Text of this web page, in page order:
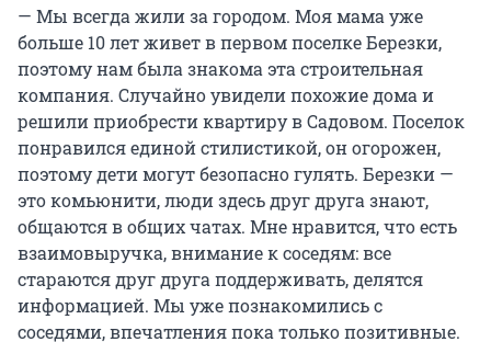
— Мы всегда жили за городом. Моя мама уже
больше 10 лет живет в первом поселке Березки,
поэтому нам была знакома эта строительная
компания. Случайно увидели похожие дома и
решили приобрести квартиру в Садовом. Поселок
понравился единой стилистикой, он огорожен,
поэтому дети могут безопасно гулять. Березки —
это комьюнити, люди здесь друг друга знают,
общаются в общих чатах. Мне нравится, что есть
взаимовыручка, внимание к соседям: все
стараются друг друга поддерживать, делятся
информацией. Мы уже познакомились с
соседями, впечатления пока только позитивные.